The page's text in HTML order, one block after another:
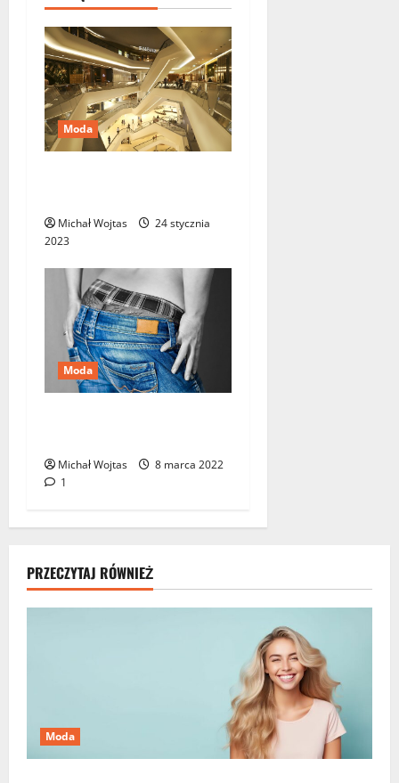
c
z
w
p
i
y
Moda
Michał Wojtas
24 stycznia
2023
Moda
Michał Wojtas
8 marca 2022
1
PRZECZYTAJ RÓWNIEŻ
Moda